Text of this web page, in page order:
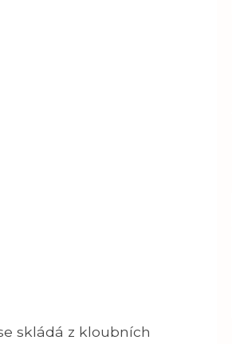
skládá z kloubních